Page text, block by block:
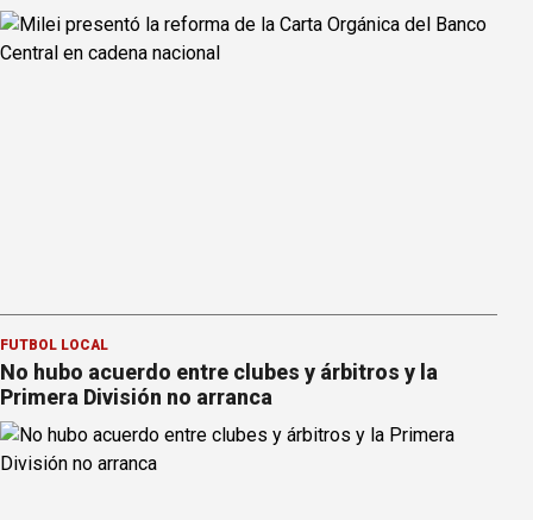
FÚTBOL LOCAL
No hubo acuerdo entre clubes y árbitros y la
Primera División no arranca